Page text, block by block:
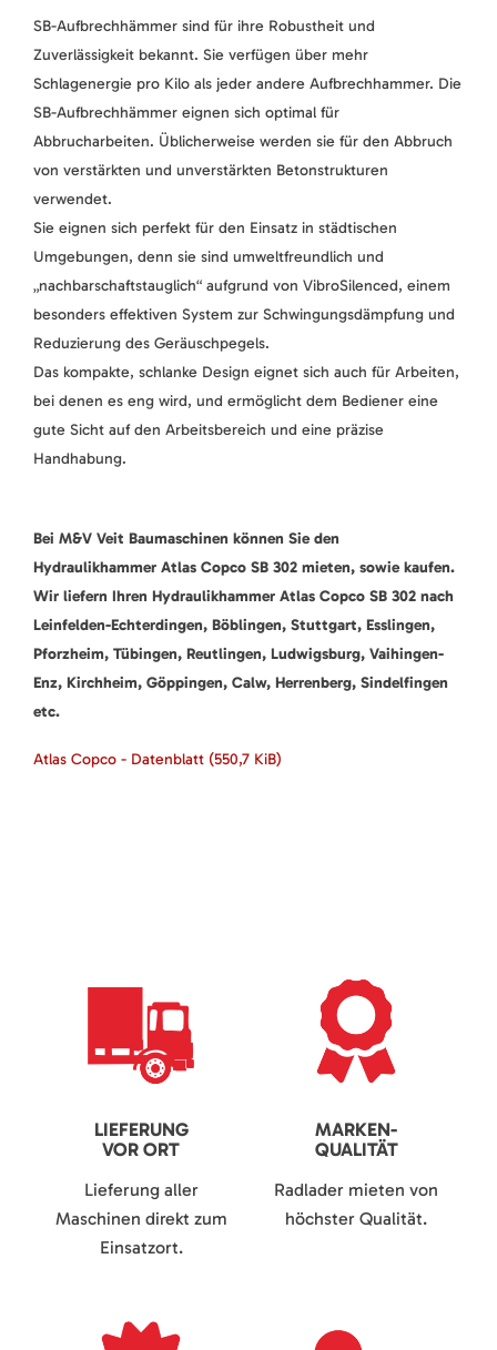
SB-Aufbrechhämmer sind für ihre Robustheit und
Zuverlässigkeit bekannt. Sie verfügen über mehr
Schlagenergie pro Kilo als jeder andere Aufbrechhammer. Die
SB-Aufbrechhämmer eignen sich optimal für
Abbrucharbeiten. Üblicherweise werden sie für den Abbruch
von verstärkten und unverstärkten Betonstrukturen
verwendet.
Sie eignen sich perfekt für den Einsatz in städtischen
Umgebungen, denn sie sind umweltfreundlich und
„nachbarschaftstauglich“ aufgrund von VibroSilenced, einem
besonders effektiven System zur Schwingungsdämpfung und
Reduzierung des Geräuschpegels.
Das kompakte, schlanke Design eignet sich auch für Arbeiten,
bei denen es eng wird, und ermöglicht dem Bediener eine
gute Sicht auf den Arbeitsbereich und eine präzise
Handhabung.
Bei M&V Veit Baumaschinen können Sie den
Hydraulikhammer Atlas Copco SB 302 mieten, sowie kaufen.
Wir liefern Ihren Hydraulikhammer Atlas Copco SB 302 nach
Leinfelden-Echterdingen, Böblingen, Stuttgart, Esslingen,
Pforzheim, Tübingen, Reutlingen, Ludwigsburg, Vaihingen-
Enz, Kirchheim, Göppingen, Calw, Herrenberg, Sindelfingen
etc.
Atlas Copco - Datenblatt (550,7 KiB)
LIEFERUNG
VOR ORT
Lieferung aller
Maschinen direkt zum
Einsatzort.
MARKEN-
QUALITÄT
Radlader mieten von
höchster Qualität.